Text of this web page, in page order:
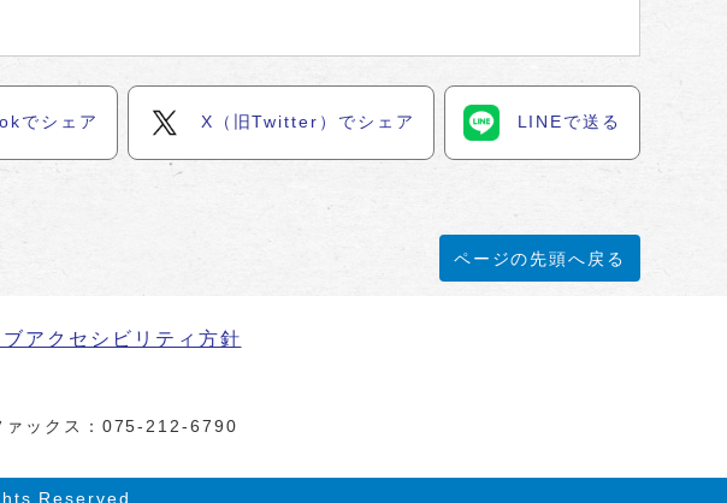
でシェア X（旧Twitter）でシェア LINEで送る
ページの先頭へ戻る
ブアクセシビリティ方針
ァックス：075-212-6790
Reserved.